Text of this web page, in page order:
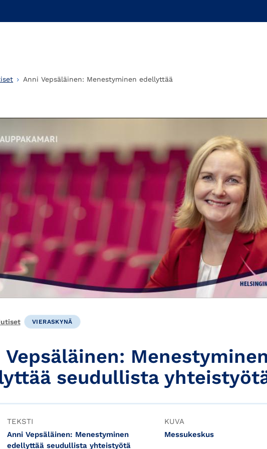
Anni Vepsäläinen: Menestyminen edellyttää
VIERASKYNÄ
Vepsäläinen:
seudullista
TEKSTI
Anni Vepsäläinen: Menestyminen
edellyttää seudullista yhteistyötä
KUVA
Messukeskus